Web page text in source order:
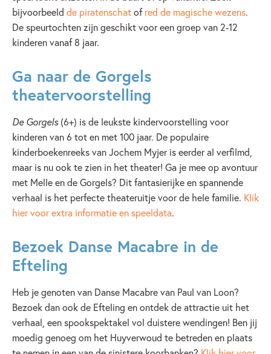
bijvoorbeeld de piratenschatofred de magische wezens.
De speurtochten zijn geschikt voor een groep van 2-12
kinderen vanaf 8 jaar.
Ga naar de Gorgels
theatervoorstelling
De Gorgels(6+) is de leukste kindervoorstelling voor
kinderen van 6 tot en met 100 jaar. De populaire
kinderboekenreeks van Jochem Myjer is eerder al verfilmd,
maar is nu ook te zien in het theater! Ga je mee op avontuur
met Melle en de Gorgels? Dit fantasierijke en spannende
verhaal is het perfecte theateruitje voor de hele familie. Klik
hier voor extra informatie en speeldata.
Bezoek Danse Macabre in de
Efteling
Heb je genoten van Danse Macabre van Paul van Loon?
Bezoek dan ook de Efteling en ontdek de attractie uit het
verhaal, een spookspektakel vol duistere wendingen! Ben jij
moedig genoeg om het Huyverwoud te betreden en plaats